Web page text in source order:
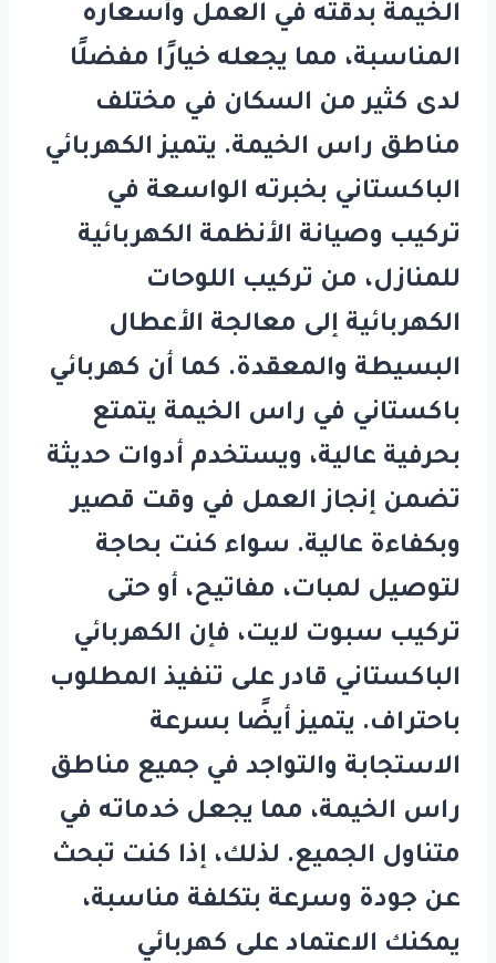
الخيمة بدقته في العمل وأسعاره
المناسبة، مما يجعله خيارًا مفضلًا
لدى كثير من السكان في مختلف
مناطق راس الخيمة. يتميز الكهربائي
الباكستاني بخبرته الواسعة في
تركيب وصيانة الأنظمة الكهربائية
للمنازل، من تركيب اللوحات
الكهربائية إلى معالجة الأعطال
البسيطة والمعقدة. كما أن كهربائي
باكستاني في راس الخيمة يتمتع
بحرفية عالية، ويستخدم أدوات حديثة
تضمن إنجاز العمل في وقت قصير
وبكفاءة عالية. سواء كنت بحاجة
لتوصيل لمبات، مفاتيح، أو حتى
تركيب سبوت لايت، فإن الكهربائي
الباكستاني قادر على تنفيذ المطلوب
باحتراف. يتميز أيضًا بسرعة
الاستجابة والتواجد في جميع مناطق
راس الخيمة، مما يجعل خدماته في
متناول الجميع. لذلك، إذا كنت تبحث
عن جودة وسرعة بتكلفة مناسبة،
يمكنك الاعتماد على كهربائي